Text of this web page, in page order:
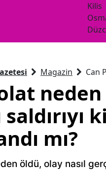
Kilis
Magazin Can
mı?
öldü, olay nasıl